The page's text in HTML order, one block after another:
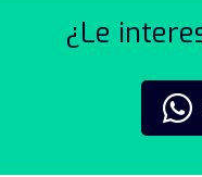
¿Le